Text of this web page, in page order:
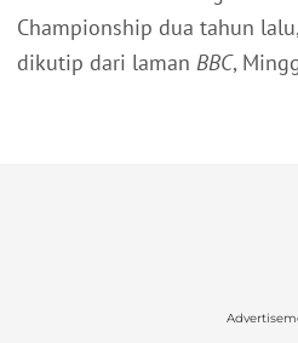
Championship dua tahun
dikutip dari laman BBC,